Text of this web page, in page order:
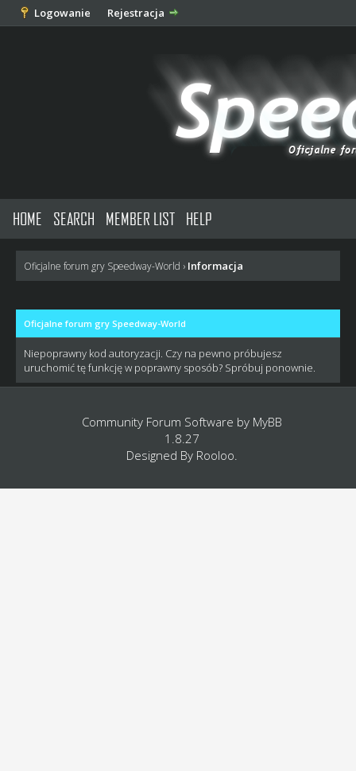
Logowanie Rejestracja
HOME SEARCH MEMBER LIST HELP
Oficjalne forum gry Speedway-World › Informacja
Oficjalne forum gry Speedway-World
Niepoprawny kod autoryzacji. Czy na pewno próbujesz
uruchomić tę funkcję w poprawny sposób? Spróbuj ponownie.
Community Forum Software by MyBB
1.8.27
Designed By Rooloo.